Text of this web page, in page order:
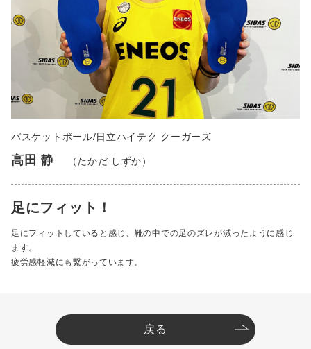
バスケットボール/日立ハイテク クーガーズ
高田 静 （たかだ しずか）
足にフィット！
足にフィットしていると感じ、靴の中での足のズレが減ったように感じ
ます。
疲労感軽減にも繋がっています。
戻る